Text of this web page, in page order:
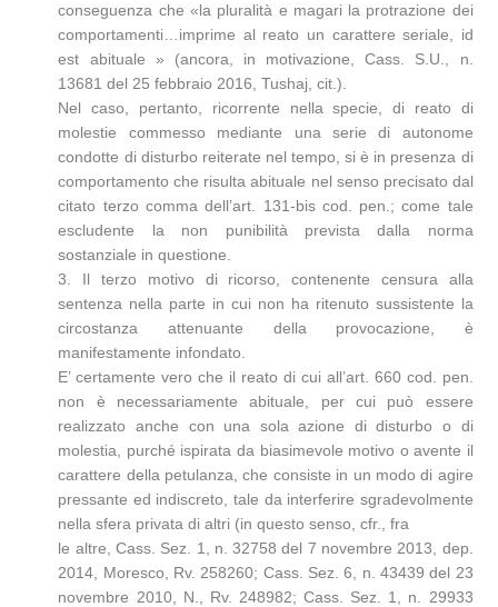
conseguenza che «la pluralità e magari la protrazione dei
comportamenti…imprime al reato un carattere seriale, id
est abituale » (ancora, in motivazione, Cass. S.U., n.
13681 del 25 febbraio 2016, Tushaj, cit.).
Nel caso, pertanto, ricorrente nella specie, di reato di
molestie commesso mediante una serie di autonome
condotte di disturbo reiterate nel tempo, si è in presenza di
comportamento che risulta abituale nel senso precisato dal
citato terzo comma dell’art. 131-bis cod. pen.; come tale
escludente la non punibilità prevista dalla norma
sostanziale in questione.
3. Il terzo motivo di ricorso, contenente censura alla
sentenza nella parte in cui non ha ritenuto sussistente la
circostanza attenuante della provocazione, è
manifestamente infondato.
E’ certamente vero che il reato di cui all’art. 660 cod. pen.
non è necessariamente abituale, per cui può essere
realizzato anche con una sola azione di disturbo o di
molestia, purché ispirata da biasimevole motivo o avente il
carattere della petulanza, che consiste in un modo di agire
pressante ed indiscreto, tale da interferire sgradevolmente
nella sfera privata di altri (in questo senso, cfr., fra
le altre, Cass. Sez. 1, n. 32758 del 7 novembre 2013, dep.
2014, Moresco, Rv. 258260; Cass. Sez. 6, n. 43439 del 23
novembre 2010, N., Rv. 248982; Cass. Sez. 1, n. 29933